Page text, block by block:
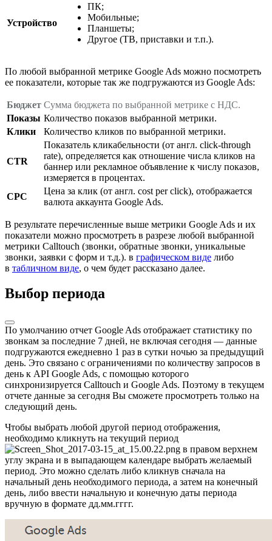
Устройство
ПК;
Мобильные;
Планшеты;
Другое (ТВ, приставки и т.п.).
По любой выбранной метрике Google Ads можно посмотреть
ее показатели, которые так же подгружаются из Google Ads:
Бюджет Сумма бюджета по выбранной метрике с НДС.
Показы Количество показов выбранной метрики.
Клики
Количество кликов по выбранной метрики.
CTR
Показатель кликабельности (от англ. click-through
rate), определяется как отношение числа кликов на
баннер или рекламное объявление к числу показов,
измеряется в процентах.
CPC
Цена за клик (от англ. cost per click), отображается
валюта аккаунта Google Ads.
В результате перечисленные выше метрики Google Ads и их
показатели можно просмотреть в разрезе любой выбранной
метрики Calltouch (звонки, обратные звонки, уникальные
звонки, заявки с форм и т.д.). в графическом виде либо
в табличном виде, о чем будет рассказано далее.
Выбор периода
По умолчанию отчет Google Ads отображает статистику по
звонкам за последние 7 дней, не включая сегодня — данные
подгружаются ежедневно 1 раз в сутки ночью за предыдущий
день. Это связано с ограничениями по количеству запросов в
день к API Google Ads, с помощью которого
синхронизируется Calltouch и Google Ads. Поэтому в текущем
отчете данные за сегодня Вы сможете просмотреть только на
следующий день.
Чтобы выбрать любой другой период отображения,
необходимо кликнуть на текущий период
в правом верхнем
углу экрана и в выпадающем календаре выбрать желаемый
период. Это можно сделать либо кликнув сначала на
начальный день необходимого периода, а затем на конечный
день, либо ввести начальную и конечную даты периода
вручную в формате дд.мм.гггг.